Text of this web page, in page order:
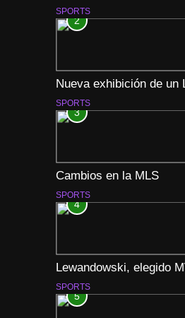
SPORTS
2
Nueva exhibición de un
SPORTS
3
Cambios en la MLS
SPORTS
4
Lewandowski, elegido
SPORTS
5